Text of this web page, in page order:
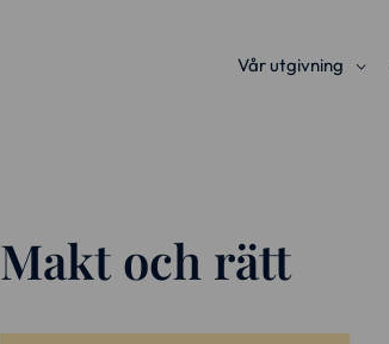
Vår utgivning
Makt och rätt